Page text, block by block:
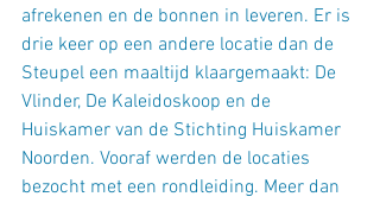
afrekenen en de bonnen in leveren. Er is
drie keer op een andere locatie dan de
Steupel een maaltijd klaargemaakt: De
Vlinder, De Kaleidoskoop en de
Huiskamer van de Stichting Huiskamer
Noorden. Vooraf werden de locaties
bezocht met een rondleiding. Meer dan